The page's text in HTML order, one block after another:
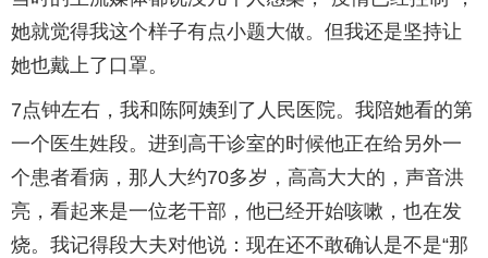
她就觉得我这个样子有点小题大做。但我还是坚持让
她也戴上了口罩。
7点钟左右，我和陈阿姨到了人民医院。我陪她看的第
一个医生姓段。进到高干诊室的时候他正在给另外一
个患者看病，那人大约70多岁，高高大大的，声音洪
亮，看起来是一位老干部，他已经开始咳嗽，也在发
烧。我记得段大夫对他说：现在还不敢确认是不是“那